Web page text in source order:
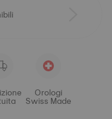
Orologi
Swiss Made